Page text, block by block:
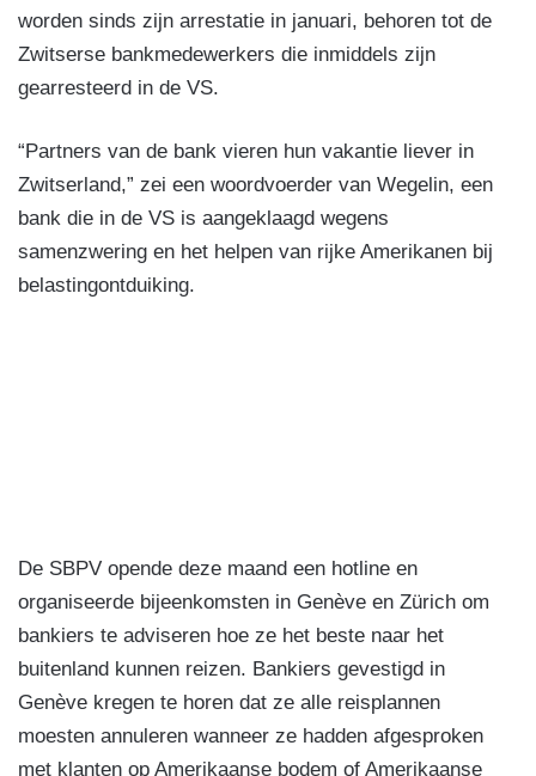
worden sinds zijn arrestatie in januari, behoren tot de
Zwitserse bankmedewerkers die inmiddels zijn
gearresteerd in de VS.
“Partners van de bank vieren hun vakantie liever in
Zwitserland,” zei een woordvoerder van Wegelin, een
bank die in de VS is aangeklaagd wegens
samenzwering en het helpen van rijke Amerikanen bij
belastingontduiking.
De SBPV opende deze maand een hotline en
organiseerde bijeenkomsten in Genève en Zürich om
bankiers te adviseren hoe ze het beste naar het
buitenland kunnen reizen. Bankiers gevestigd in
Genève kregen te horen dat ze alle reisplannen
moesten annuleren wanneer ze hadden afgesproken
met klanten op Amerikaanse bodem of Amerikaanse